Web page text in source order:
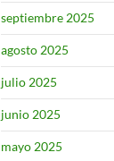
septiembre 2025
agosto 2025
julio 2025
junio 2025
mayo 2025